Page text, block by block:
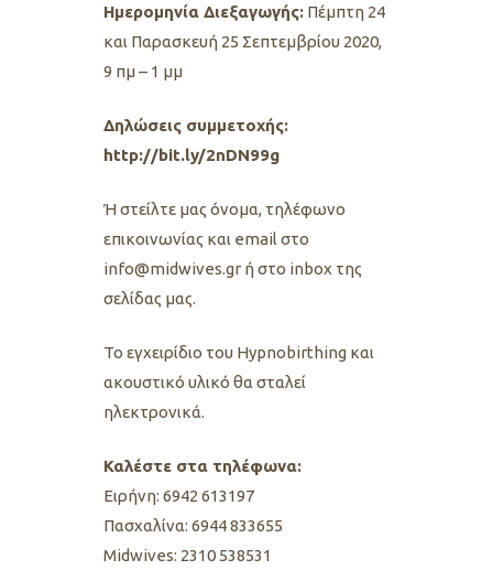
Ημερομηνία Διεξαγωγής: Πέμπτη 24
και Παρασκευή 25 Σεπτεμβρίου 2020,
9 πμ – 1 μμ
Δηλώσεις συμμετοχής:
http://bit.ly/2nDN99g
Ή στείλτε μας όνομα, τηλέφωνο
επικοινωνίας και email στο
info@midwives.gr ή στο inbox της
σελίδας μας.
To εγχειρίδιο του Ηypnobirthing και
ακουστικό υλικό θα σταλεί
ηλεκτρονικά.
Καλέστε στα τηλέφωνα:
Ειρήνη: 6942 613197
Πασχαλίνα: 6944 833655
Midwives: 2310 538531